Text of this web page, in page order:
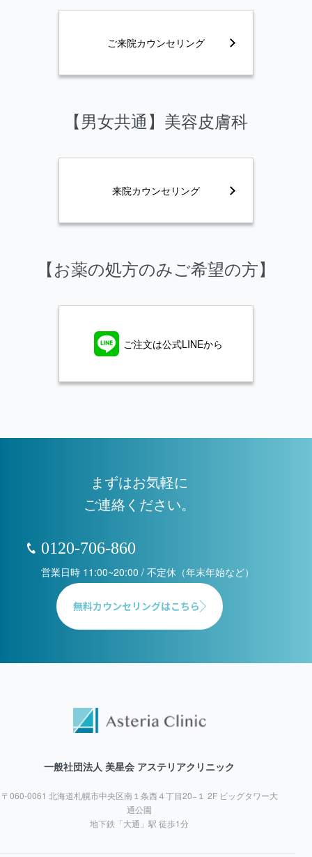
ご来院カウンセリング
【男女共通】美容皮膚科
来院カウンセリング
【お薬の処方のみご希望の方】
ご注文は公式LINEから
まずはお気軽に
ご連絡ください。
0120-706-860
営業日時 11:00~20:00 / 不定休（年末年始など）
無料カウンセリングはこちら
一般社団法人 美星会 アステリアクリニック
〒060-0061 北海道札幌市中央区南１条西４丁目20−１ 2F ビッグタワー大
通公園
地下鉄「大通」駅 徒歩1分